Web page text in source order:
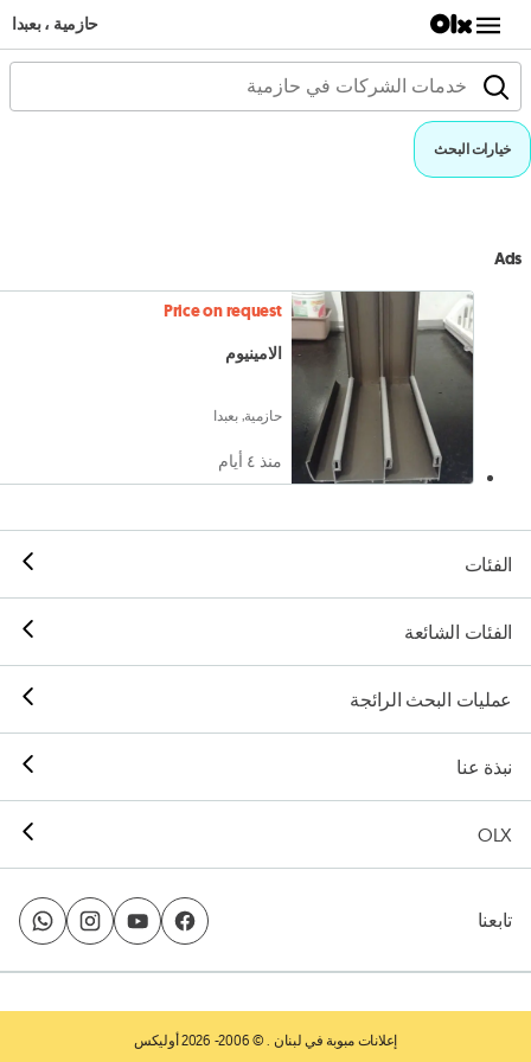
حازمية ، بعبدا
خيارات البحث
Ads
Price on request
الامينيوم
حازمية, بعبدا
منذ ٤ أيام
الفئات
الفئات الشائعة
عمليات البحث الرائجة
نبذة عنا
OLX
تابعنا
إعلانات مبوبة في لبنان . © 2006- 2026 أوليكس